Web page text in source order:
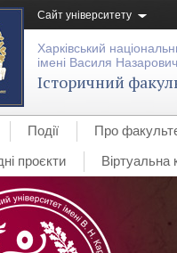
Сайт університету
Харківський
імені Василя
Історичний
Події Про
проєкти
Віртуальна